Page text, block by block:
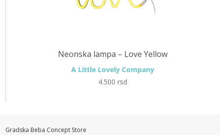
Neonska lampa – Love Yellow
A Little Lovely Company
4.500rsd
Gradska Beba Concept Store